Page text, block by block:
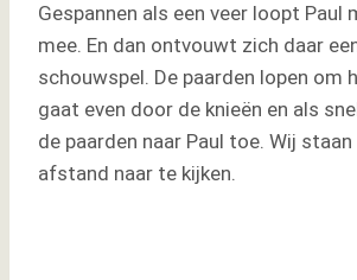
Gespannen als een veer loopt Paul
mee. En dan ontvouwt zich daar
schouwspel. De paarden lopen om
gaat even door de knieën en als
de paarden naar Paul toe. Wij
afstand naar te kijken.